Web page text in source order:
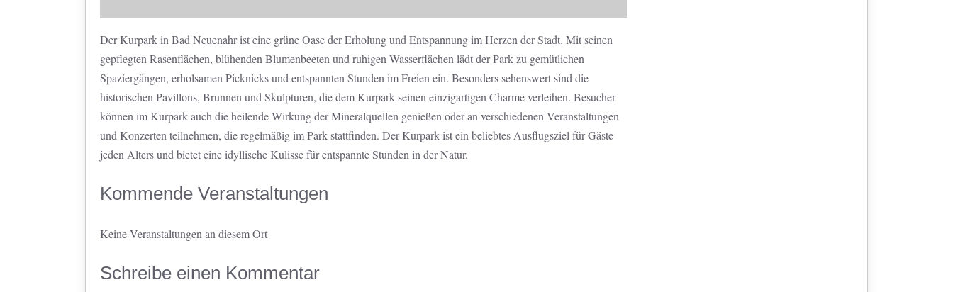
Der Kurpark in Bad Neuenahr ist eine grüne Oase der Erholung und Entspannung im Herzen der Stadt. Mit seinen
gepflegten Rasenflächen, blühenden Blumenbeeten und ruhigen Wasserflächen lädt der Park zu gemütlichen
Spaziergängen, erholsamen Picknicks und entspannten Stunden im Freien ein. Besonders sehenswert sind die
historischen Pavillons, Brunnen und Skulpturen, die dem Kurpark seinen einzigartigen Charme verleihen. Besucher
können im Kurpark auch die heilende Wirkung der Mineralquellen genießen oder an verschiedenen Veranstaltungen
und Konzerten teilnehmen, die regelmäßig im Park stattfinden. Der Kurpark ist ein beliebtes Ausflugsziel für Gäste
jeden Alters und bietet eine idyllische Kulisse für entspannte Stunden in der Natur.
Kommende Veranstaltungen
Keine Veranstaltungen an diesem Ort
Schreibe einen Kommentar